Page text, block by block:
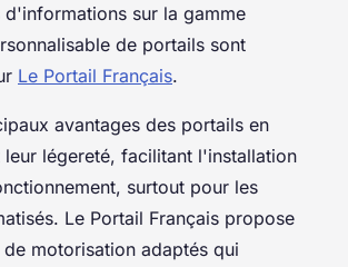
d'informations sur la gamme
de portails sont
Le Portail Français.
avantages des portails en
leur légereté, facilitant l'installation
surtout pour les
Le Portail Français propose
motorisation adaptés qui